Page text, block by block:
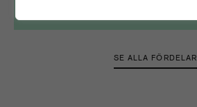
SE ALLA FÖRDELAR